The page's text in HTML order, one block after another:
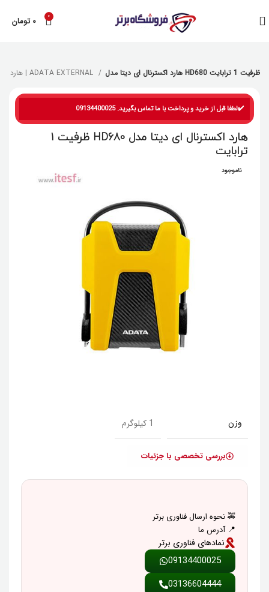
0 ۰ تومان
هارد اکسترنال | ADATA EXTERNAL هارد اکسترنال ای دیتا مدل HD680 ظرفیت 1 ترابایت
✔️لطفا قبل از خرید و پرداخت با ما تماس بگیرید. 09134400025
هارد اکسترنال ای دیتا مدل HD680 ظرفیت 1
ترابایت
ناموجود
وزن 1 کیلوگرم
بررسی تخصصی با جزئیات
🚕 نحوه ارسال فناوری برتر
📍 آدرس ما
نمادهای فناوری برتر
09134400025
03136604444